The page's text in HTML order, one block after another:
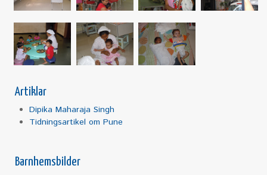
Artiklar
Dipika Maharaja Singh
Tidningsartikel om Pune
Barnhemsbilder